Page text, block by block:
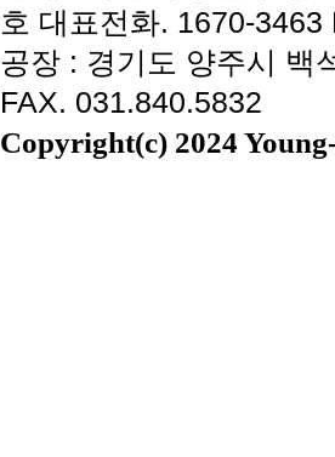
호 대표전화. 1670-
공장 : 경기도 양주시 백
FAX. 031.840.5832
Copyright(c) 2024